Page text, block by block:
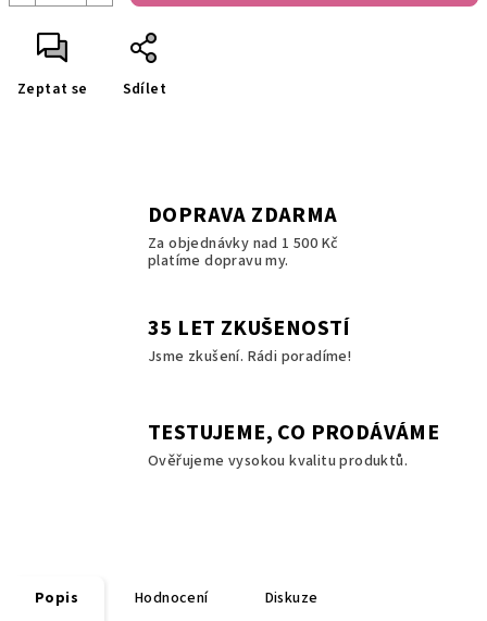
Zeptat se Sdílet
DOPRAVA ZDARMA
Za objednávky nad 1 500 Kč
platíme dopravu my.
35 LET ZKUŠENOSTÍ
Jsme zkušení. Rádi poradíme!
TESTUJEME, CO PRODÁVÁME
Ověřujeme vysokou kvalitu produktů.
Popis Hodnocení Diskuze